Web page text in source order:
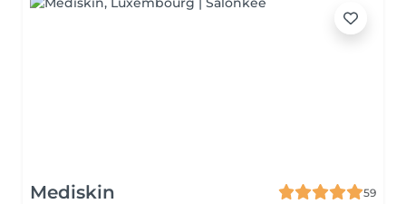
Mediskin
59